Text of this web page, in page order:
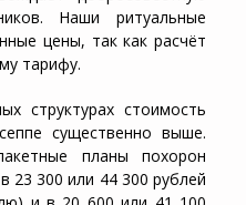
Наши ритуальные
цены, так как расчёт
тарифу.
структурах стоимость
существенно выше.
планы похорон
23 300 или 44 300 рублей